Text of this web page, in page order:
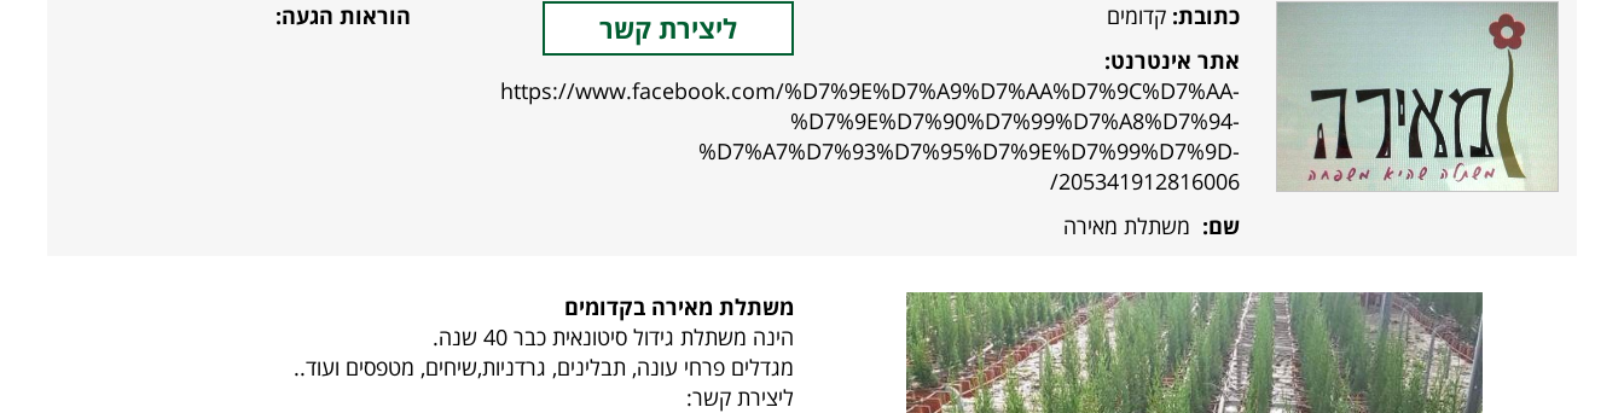
כתובת: קדומים
אתר אינטרנט:
https://www.facebook.com/%D7%9E%D7%A9%D7%AA%D7%9C%D7%AA-
%D7%9E%D7%90%D7%99%D7%A8%D7%94-
%D7%A7%D7%93%D7%95%D7%9E%D7%99%D7%9D-
205341912816006/
שם: משתלת מאירה
ליצירת קשר הוראות הגעה:
משתלת מאירה בקדומים
הינה משתלת גידול סיטונאית כבר 40 שנה.
מגדלים פרחי עונה, תבלינים, גרדניות,שיחים, מטפסים ועוד..
ליצירת קשר: